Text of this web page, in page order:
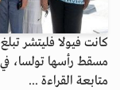
مسقط رأسها تولسا،
متابعة القراءة ...